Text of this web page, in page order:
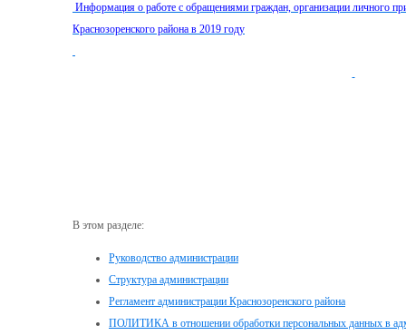
Информация о работе с обращениями граждан, организации личного
Краснозоренского района в 2019 году
В этом разделе:
Руководство администрации
Структура администрации
Регламент администрации Краснозоренского района
ПОЛИТИКА в отношении обработки персональных данных в